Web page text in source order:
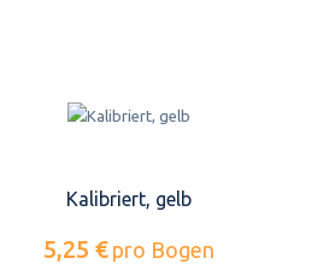
Kalibriert, gelb
5,25 € pro Bogen